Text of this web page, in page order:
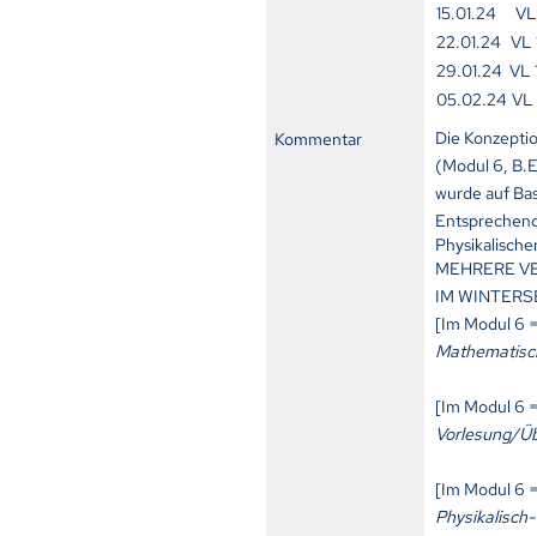
15.01.24
22.01.24 VL
29.01.24 VL
05.02.24 VL
Kommentar
Die
(Modul 6,
wurde auf
MEHRERE
IM
[Im Modul 6
[Im Modul 6
Vorlesung/
[Im Modul 6